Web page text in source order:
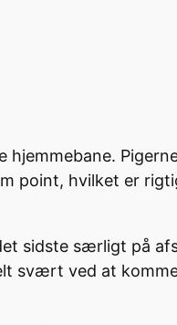
point, hvilket er
sidste særligt på
svært ved at